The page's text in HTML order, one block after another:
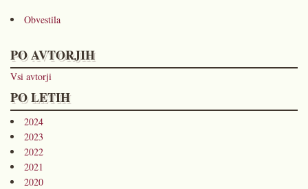
Obvestila
PO AVTORJIH
Vsi avtorji
PO LETIH
2024
2023
2022
2021
2020